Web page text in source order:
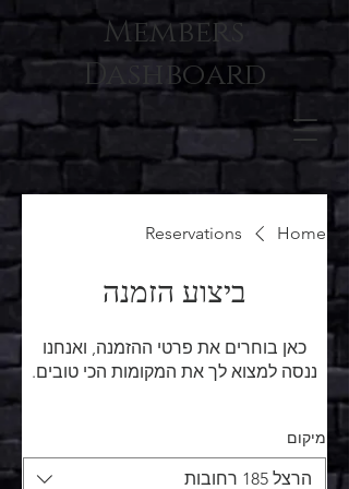
Members
Dashboard
Home
Reservations
ביצוע הזמנה
כאן בוחרים את פרטי ההזמנה, ואנחנו
ננסה למצוא לך את המקומות הכי טובים.
מיקום
הרצל 185 רחובות